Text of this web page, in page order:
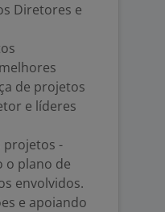
Diretores e
de projetos
e líderes
projetos -
o plano de
envolvidos.
e apoiando